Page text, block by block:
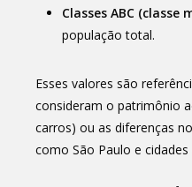
Classes ABC (classe
população total.
Esses valores são
consideram o patrimônio
carros) ou as diferenças
como São Paulo e